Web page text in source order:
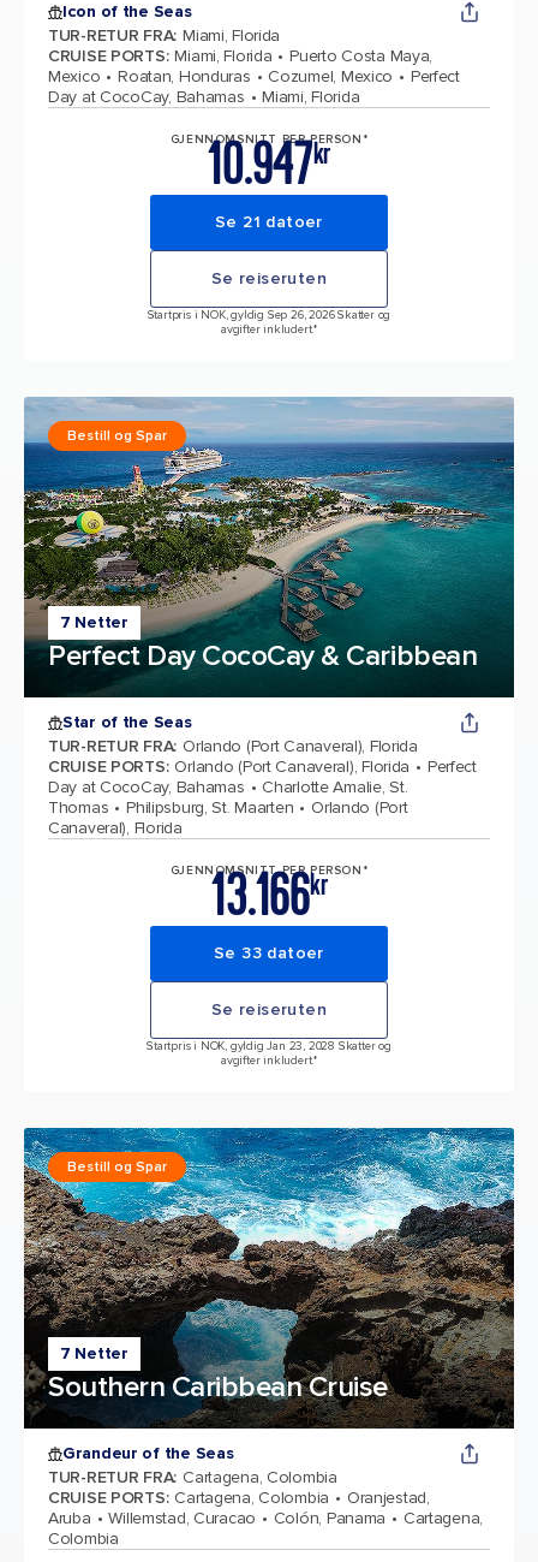
Icon of the Seas
TUR-RETUR FRA: Miami, Florida
CRUISE PORTS: Miami, Florida
Puerto Costa Maya,
Mexico
Roatan, Honduras Cozumel, Mexico
Perfect
Day at CocoCay, Bahamas
Miami, Florida
GJENNOMSNITT PER PERSON*
kr
10.947
Se 21 datoer
Se reiseruten
Startpris i NOK, gyldig Sep 26, 2026 Skatter og
avgifter inkludert.*
7 Netter
Perfect Day CocoCay & Caribbean
Bestill og Spar
Star of the Seas
TUR-RETUR FRA: Orlando (Port Canaveral), Florida
CRUISE PORTS: Orlando (Port Canaveral), Florida
Perfect
Day at CocoCay, Bahamas
Charlotte Amalie, St.
Thomas
Philipsburg, St. Maarten
Orlando (Port
Canaveral), Florida
GJENNOMSNITT PER PERSON*
kr
13.166
Se 33 datoer
Se reiseruten
Startpris i NOK, gyldig Jan 23, 2028 Skatter og
avgifter inkludert.*
7 Netter
Southern Caribbean Cruise
Bestill og Spar
Grandeur of the Seas
TUR-RETUR FRA: Cartagena, Colombia
CRUISE PORTS: Cartagena, Colombia
Oranjestad,
Aruba
Willemstad, Curacao Colón, Panama
Cartagena,
Colombia